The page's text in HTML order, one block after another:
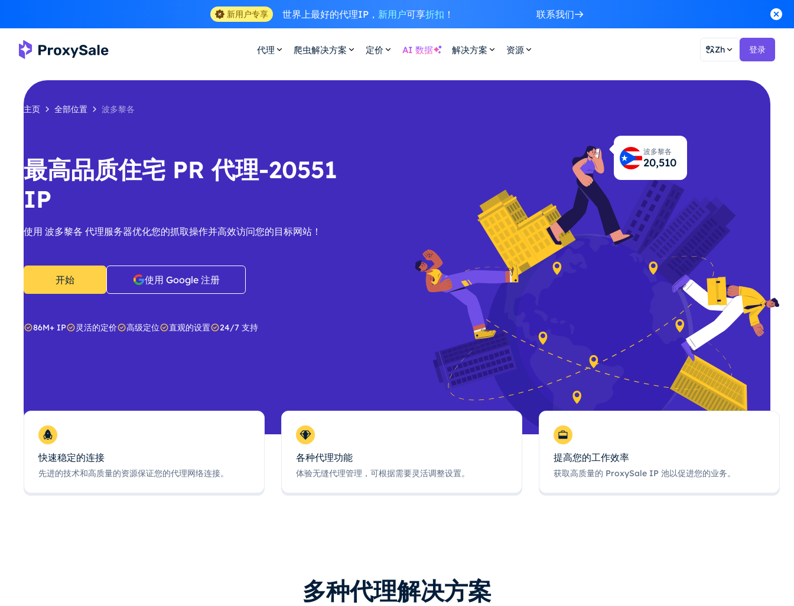
新用户专享 世界上最好的代理IP， 新用户可享折扣 ！ 联系我们
代理 爬虫解决方案 定价 AI 数据 解决方案 资源 Zh 登录
主页 全部位置 波多黎各
最高品质住宅 PR 代理-20551
IP
使用 波多黎各 代理服务器优化您的抓取操作并高效访问您的目标网站！
开始 使用 Google 注册
86M+ IP 灵活的定价 高级定位 直观的设置 24/7 支持
波多黎各
20,551
快速稳定的连接
先进的技术和高质量的资源保证您的代理网络连接。
各种代理功能
体验无缝代理管理，可根据需要灵活调整设置。
提高您的工作效率
获取高质量的 ProxySale IP 池以促进您的业务。
多种代理解决方案